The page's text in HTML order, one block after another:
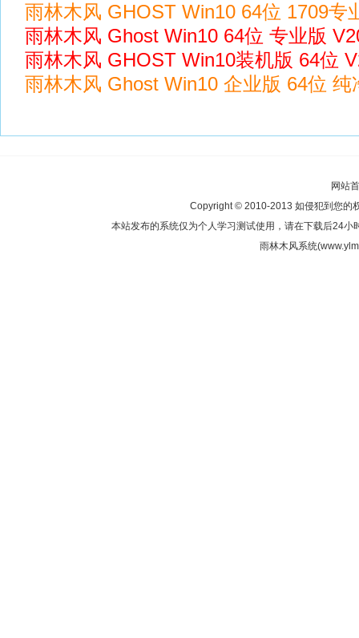
雨林木风 GHOST Win10 64位 1709专
雨林木风 Ghost Win10 64位 专业版
雨林木风 GHOST Win10装机版 64位
雨林木风 Ghost Win10 企业版 64位 纯
网站
Copyright © 2010-2013 如侵犯到您的
本站发布的系统仅为个人学习测试使用，请在下载后24
雨林木风系统